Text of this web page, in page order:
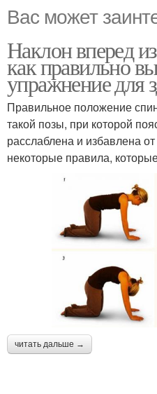
Вас может
Наклон вперед
как правильно
упражнение для
Правильное положение
такой позы, при которой
расслаблена и избавлена
некоторые правила,
читать дальше →